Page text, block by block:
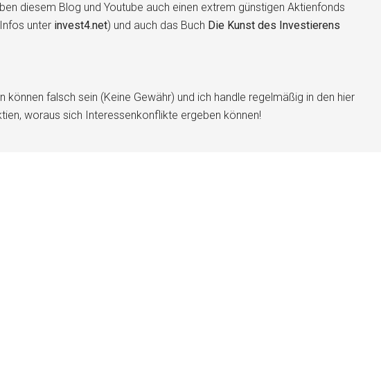
diesem Blog und Youtube auch einen extrem günstigen Aktienfonds
unter invest4.net) und auch das Buch Die Kunst des Investierens
können falsch sein (Keine Gewähr) und ich handle regelmäßig in den hier
woraus sich Interessenkonflikte ergeben können!